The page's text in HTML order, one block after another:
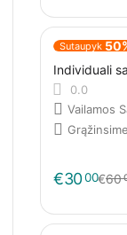
Sutaupyk
Individuali
0.0
Vailamos
€3000€60